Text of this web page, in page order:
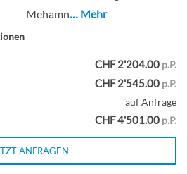
Mehamn… Mehr
CHF 2'204.00 p.P.
CHF 2'545.00 p.P.
auf Anfrage
CHF 4'501.00 p.P.
ANFRAGEN